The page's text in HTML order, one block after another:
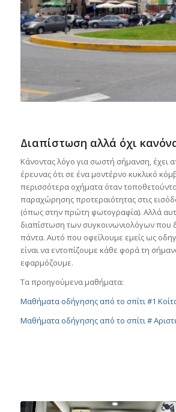
Διαπίστωση αλλά όχι
Κάνοντας λόγο για σωστή σήμανση, έχει
έρευνας ότι σε ένα μοντέρνο κυκλικό
περισσότερα οχήματα όταν
παραχώρησης προτεραιότητας στις
(όπως στην πρώτη φωτογραφία). Αλλά
διαπίστωση των συγκοινωνιολόγων που
πάντα. Αυτό που οφείλουμε εμείς ως
είναι να εντοπίζουμε κάθε φορά τη
εφαρμόζουμε.
Τα προηγούμενα μαθήματα:
Μαθήματα οδήγησης από το σπίτι #1
Μαθήματα οδήγησης από το σπίτι #